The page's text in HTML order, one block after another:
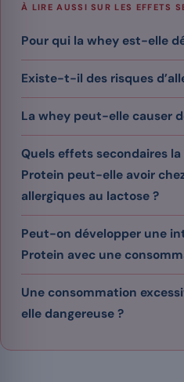
À LIRE AUSSI SUR LES EFFETS
Pour qui la whey est-elle
Existe-t-il des risques
La whey peut-elle causer
Quels effets secondaires
Protein peut-elle avoir
allergiques au lactose ?
Peut-on développer une
Protein avec une
Une consommation
elle dangereuse ?